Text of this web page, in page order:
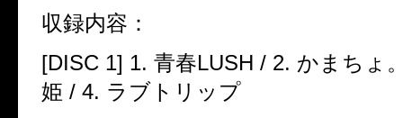
収録内容：
[DISC 1] 1. 青春LUSH / 2. かまちょ
姫 / 4. ラブトリップ